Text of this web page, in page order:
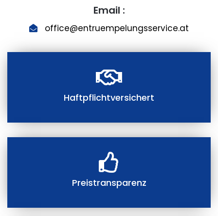
Email :
office@entruempelungsservice.at
Haftpflichtversichert
Preistransparenz